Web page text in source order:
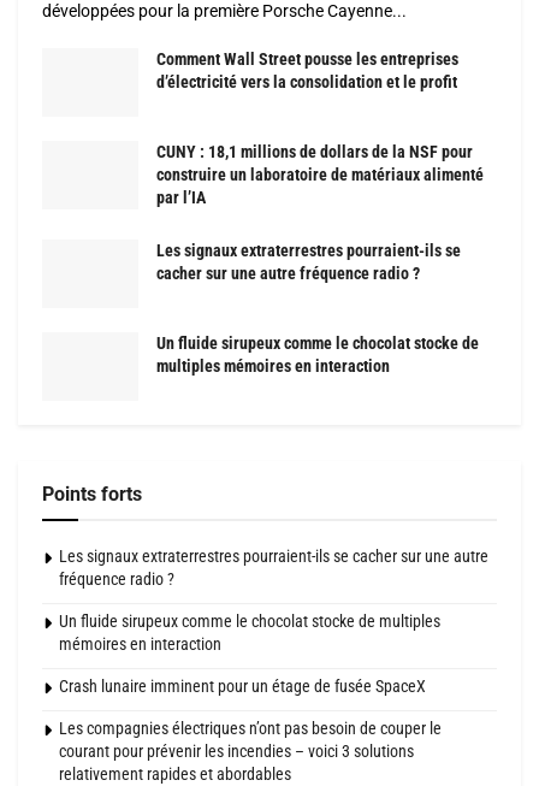
développées pour la première Porsche Cayenne...
Comment Wall Street pousse les entreprises
d’électricité vers la consolidation et le profit
CUNY : 18,1 millions de dollars de la NSF pour
construire un laboratoire de matériaux alimenté
par l’IA
Les signaux extraterrestres pourraient-ils se
cacher sur une autre fréquence radio ?
Un fluide sirupeux comme le chocolat stocke de
multiples mémoires en interaction
Points forts
Les signaux extraterrestres pourraient-ils se cacher sur une autre
fréquence radio ?
Un fluide sirupeux comme le chocolat stocke de multiples
mémoires en interaction
Crash lunaire imminent pour un étage de fusée SpaceX
Les compagnies électriques n’ont pas besoin de couper le
courant pour prévenir les incendies – voici 3 solutions
relativement rapides et abordables